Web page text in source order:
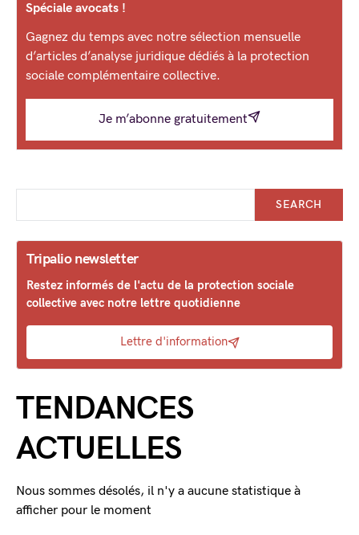
Spéciale avocats !
Gagnez du temps avec notre sélection mensuelle
d’articles d’analyse juridique dédiés à la protection
sociale complémentaire collective.
Je m’abonne gratuitement
SEARCH
Tripalio newsletter
Restez informés de l'actu de la protection sociale
collective avec notre lettre quotidienne
Lettre d'information
TENDANCES
ACTUELLES
Nous sommes désolés, il n'y a aucune statistique à
afficher pour le moment